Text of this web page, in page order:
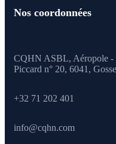
Nos coordonnées
CQHN ASBL, Aéropole -
Piccard n° 20, 6041,
+32 71 202 401
info@cqhn.com